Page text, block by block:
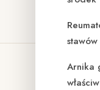
Arnika